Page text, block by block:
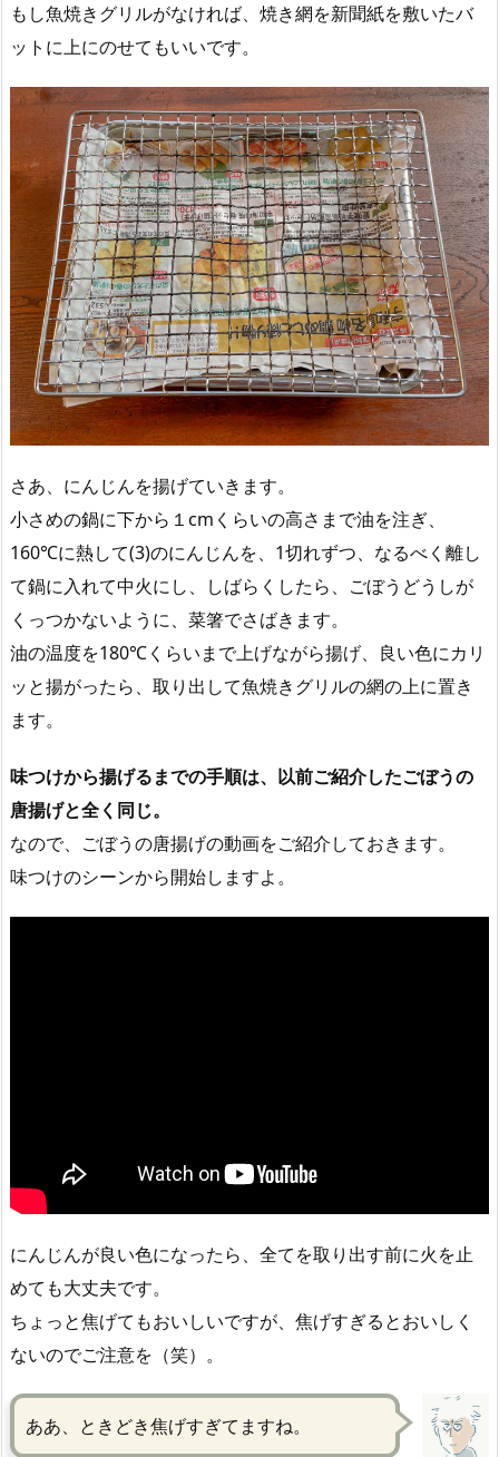
もし魚焼きグリルがなければ、焼き網を新聞紙を敷いたバ
ットに上にのせてもいいです。
さあ、にんじんを揚げていきます。
小さめの鍋に下から１cmくらいの高さまで油を注ぎ、
160℃に熱して(3)のにんじんを、1切れずつ、なるべく離し
て鍋に入れて中火にし、しばらくしたら、ごぼうどうしが
くっつかないように、菜箸でさばきます。
油の温度を180℃くらいまで上げながら揚げ、良い色にカリ
ッと揚がったら、取り出して魚焼きグリルの網の上に置き
ます。
味つけから揚げるまでの手順は、以前ご紹介したごぼうの
唐揚げと全く同じ。
なので、ごぼうの唐揚げの動画をご紹介しておきます。
味つけのシーンから開始しますよ。
にんじんが良い色になったら、全てを取り出す前に火を止
めても大丈夫です。
ちょっと焦げてもおいしいですが、焦げすぎるとおいしく
ないのでご注意を（笑）。
ああ、ときどき焦げすぎてますね。